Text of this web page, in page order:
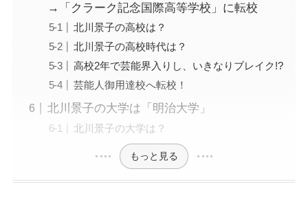
→「クラーク記念国際高等学校」に転校
北川景子の高校は？
北川景子の高校時代は？
高校2年で芸能界入りし、いきなりブレイク!?
芸能人御用達校へ転校！
北川景子の大学は「明治大学」
北川景子の大学は？
もっと見る